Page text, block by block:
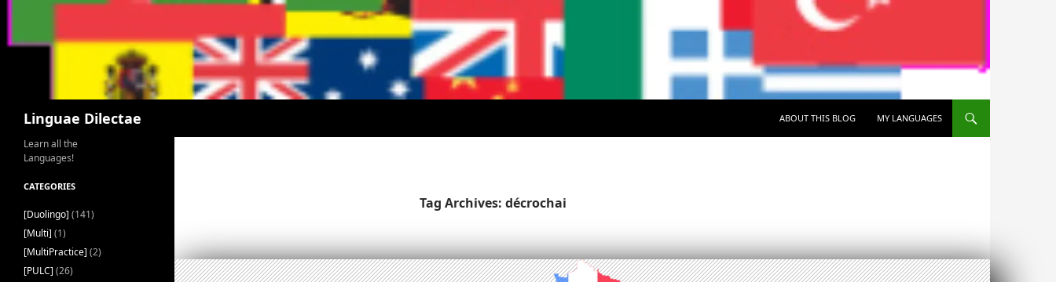
Linguae Dilectae
ABOUT THIS BLOG
MY LANGUAGES
Tag Archives: décrochai
Learn all the
Languages!
CATEGORIES
[Duolingo] (141)
[Multi] (1)
[MultiPractice] (2)
[PULC] (26)